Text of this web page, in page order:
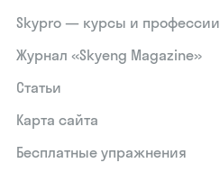
Skypro — курсы и профессии
Журнал «Skyeng Magazine»
Статьи
Карта сайта
Бесплатные упражнения